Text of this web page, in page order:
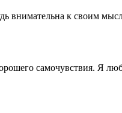
к своим
самочувствия. Я